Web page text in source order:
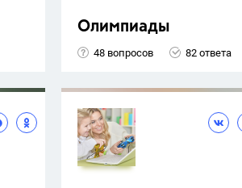
Олимпиады
48 вопросов 82 ответа